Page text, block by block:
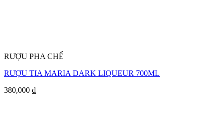
RƯỢU PHA CHẾ
RƯỢU TIA MARIA DARK LIQUEUR 700ML
380,000 ₫